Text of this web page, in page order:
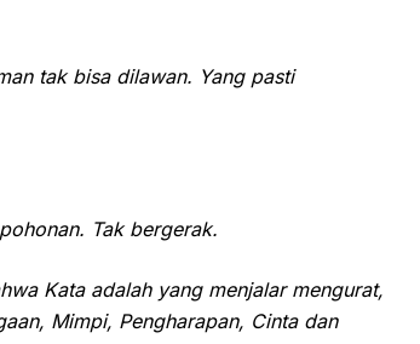
tak bisa dilawan. Yang pasti
Tak bergerak.
Kata adalah yang menjalar mengurat,
Mimpi, Pengharapan, Cinta dan